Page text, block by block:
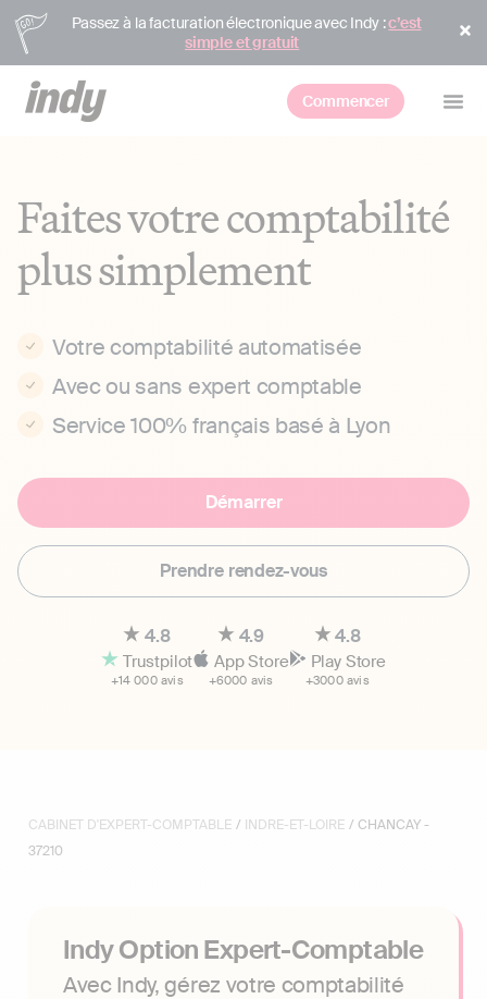
Passez à la facturation électronique avec Indy :c’est
simple et gratuit
Commencer
Faites votre comptabilité
plus simplement
Votre comptabilité automatisée
Avec ou sans expert comptable
Service 100% français basé à Lyon
Démarrer
Prendre rendez-vous
4.8
Trustpilot
+14 000 avis
4.9
App Store
+6000 avis
4.8
Play Store
+3000 avis
CABINET D'EXPERT-COMPTABLE / INDRE-ET-LOIRE / CHANCAY -
37210
Indy Option Expert-Comptable
Avec Indy, gérez votre comptabilité